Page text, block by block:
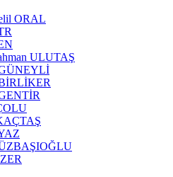
ORAL
ULUTAŞ